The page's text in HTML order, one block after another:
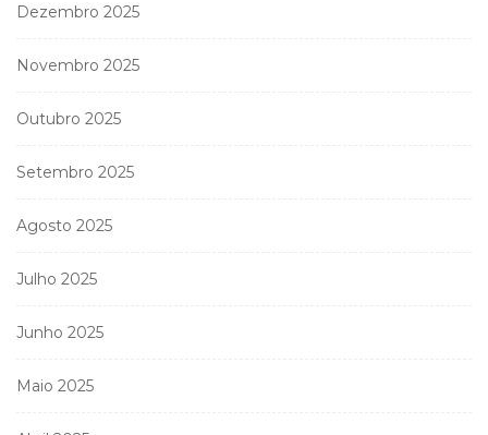
Dezembro 2025
Novembro 2025
Outubro 2025
Setembro 2025
Agosto 2025
Julho 2025
Junho 2025
Maio 2025